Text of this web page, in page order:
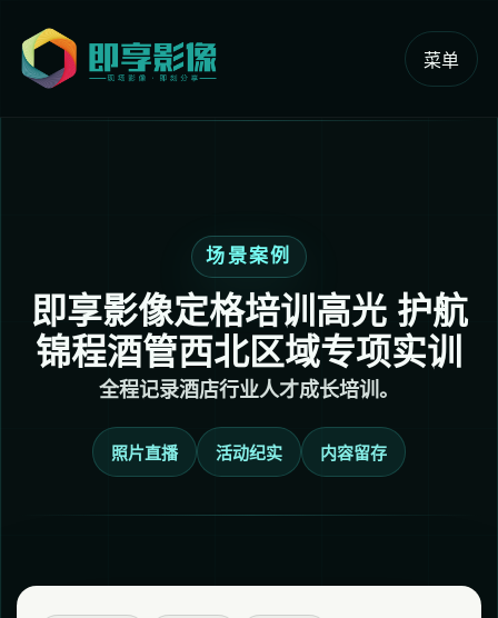
菜单
场景案例
即享影像定格培训高光 护航
锦程酒管西北区域专项实训
全程记录酒店行业人才成长培训。
照片直播 活动纪实 内容留存